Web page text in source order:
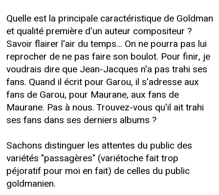
Quelle est la principale caractéristique de Goldman
et qualité première d'un auteur compositeur ?
Savoir flairer l'air du temps... On ne pourra pas lui
reprocher de ne pas faire son boulot. Pour finir, je
voudrais dire que Jean-Jacques n'a pas trahi ses
fans. Quand il écrit pour Garou, il s'adresse aux
fans de Garou, pour Maurane, aux fans de
Maurane. Pas à nous. Trouvez-vous qu'il ait trahi
ses fans dans ses derniers albums ?
Sachons distinguer les attentes du public des
variétés "passagères" (variétoche fait trop
péjoratif pour moi en fait) de celles du public
goldmanien.